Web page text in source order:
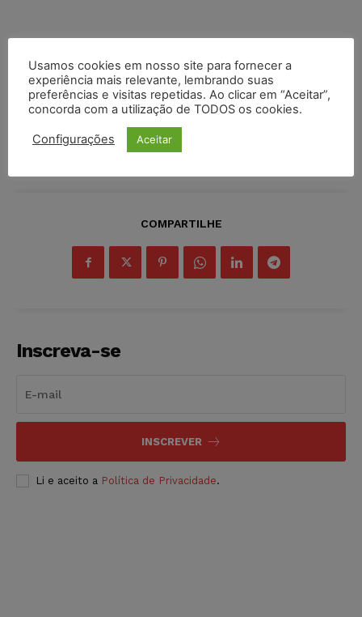
COMPARTILHE
Inscreva-se
INSCREVER
Li e aceito a Política de Privacidade.
Usamos cookies em nosso site para fornecer a
experiência mais relevante, lembrando suas
preferências e visitas repetidas. Ao clicar em “Aceitar”,
concorda com a utilização de TODOS os cookies.
Configurações Aceitar